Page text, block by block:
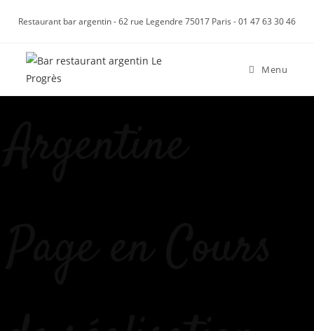
Restaurant bar argentin - 62 rue Legendre 75017 Paris - 01 47 63 30 46
Menu